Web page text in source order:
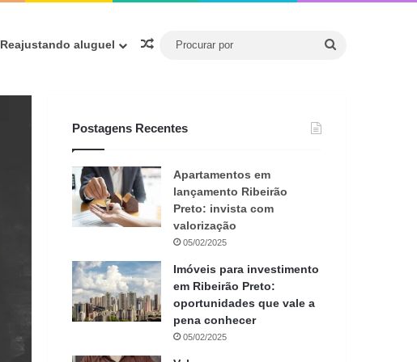
Reajustando aluguel Artigo aleatório
Postagens Recentes
Apartamentos em
lançamento Ribeirão
Preto: invista com
valorização
05/02/2025
Imóveis para investimento
em Ribeirão Preto:
oportunidades que vale a
pena conhecer
05/02/2025